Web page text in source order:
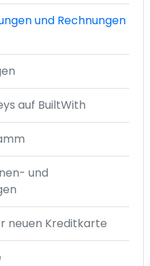
und Rechnungen
auf BuiltWith
und
neuen Kreditkarte